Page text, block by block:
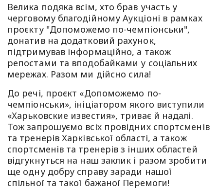
Велика подяка всім, хто брав участь у
черговому благодійному Аукціоні в рамках
проєкту "Допоможемо по-чемпіонськи",
донатив на додатковий рахунок,
підтримував інформаційно, а також
репостами та вподобайками у соціальних
мережах. Разом ми дійсно сила!
До речі, проєкт «Допоможемо по-
чемпіонськи», ініціатором якого виступили
«Харьковские известия», триває й надалі.
Тож запрошуємо всіх провідних спортсменів
та тренерів Харківської області, а також
спортсменів та тренерів з інших областей
відгукнуться на наш заклик і разом зробити
ще одну добру справу заради нашої
спільної та такої бажаної Перемоги!